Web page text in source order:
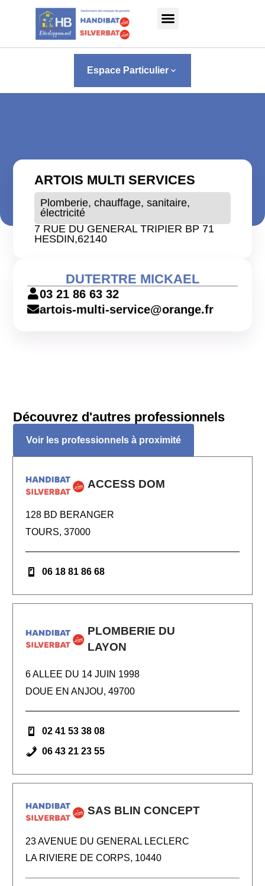
Panneau de gestion des cookies
Espace Particulier keyboard_arrow_down
ARTOIS MULTI SERVICES
Plomberie, chauffage, sanitaire,
électricité
7 RUE DU GENERAL TRIPIER BP 71
HESDIN,62140
DUTERTRE MICKAEL
03 21 86 63 32
artois-multi-service@orange.fr
Découvrez d'autres professionnels
Voir les professionnels à proximité
ACCESS DOM
128 BD BERANGER
TOURS, 37000
06 18 81 86 68
PLOMBERIE DU
LAYON
6 ALLEE DU 14 JUIN 1998
DOUE EN ANJOU, 49700
02 41 53 38 08
06 43 21 23 55
SAS BLIN CONCEPT
23 AVENUE DU GENERAL LECLERC
LA RIVIERE DE CORPS, 10440